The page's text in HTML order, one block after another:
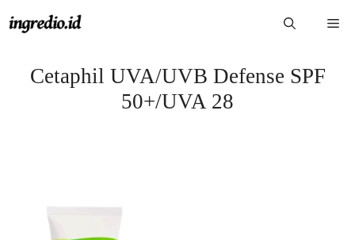
ke
Cetaphil UVA/UVB Defense SPF
50+/UVA 28